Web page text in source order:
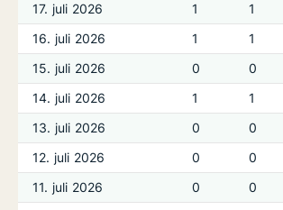
17. juli 2026
1 1
16. juli 2026
1 1
15. juli 2026
0 0
14. juli 2026
1 1
13. juli 2026
0 0
12. juli 2026
0 0
11. juli 2026
0 0